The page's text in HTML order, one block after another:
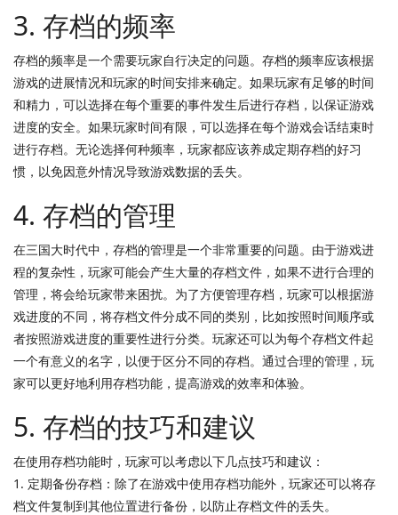
3. 存档的频率
存档的频率是一个需要玩家自行决定的问题。存档的频率应该根据
游戏的进展情况和玩家的时间安排来确定。如果玩家有足够的时间
和精力，可以选择在每个重要的事件发生后进行存档，以保证游戏
进度的安全。如果玩家时间有限，可以选择在每个游戏会话结束时
进行存档。无论选择何种频率，玩家都应该养成定期存档的好习
惯，以免因意外情况导致游戏数据的丢失。
4. 存档的管理
在三国大时代中，存档的管理是一个非常重要的问题。由于游戏进
程的复杂性，玩家可能会产生大量的存档文件，如果不进行合理的
管理，将会给玩家带来困扰。为了方便管理存档，玩家可以根据游
戏进度的不同，将存档文件分成不同的类别，比如按照时间顺序或
者按照游戏进度的重要性进行分类。玩家还可以为每个存档文件起
一个有意义的名字，以便于区分不同的存档。通过合理的管理，玩
家可以更好地利用存档功能，提高游戏的效率和体验。
5. 存档的技巧和建议
在使用存档功能时，玩家可以考虑以下几点技巧和建议：
1. 定期备份存档：除了在游戏中使用存档功能外，玩家还可以将存
档文件复制到其他位置进行备份，以防止存档文件的丢失。